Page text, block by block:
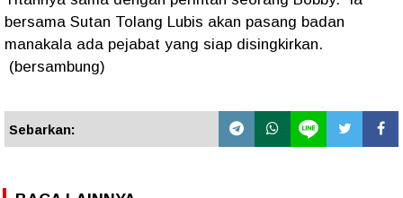
bersama Sutan Tolang Lubis akan pasang badan
manakala ada pejabat yang siap disingkirkan.
(bersambung)
Sebarkan: